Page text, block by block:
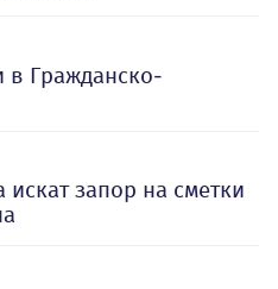
в Гражданско-
запор на сметки